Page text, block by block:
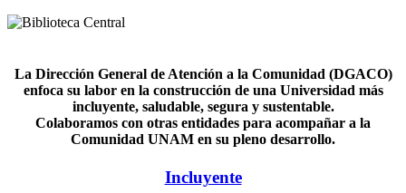
La Dirección General de Atención a la Comunidad (DGACO)
enfoca su labor en la construcción de una Universidad más
incluyente, saludable, segura y sustentable.
Colaboramos con otras entidades para acompañar a la
Comunidad UNAM en su pleno desarrollo.
Incluyente